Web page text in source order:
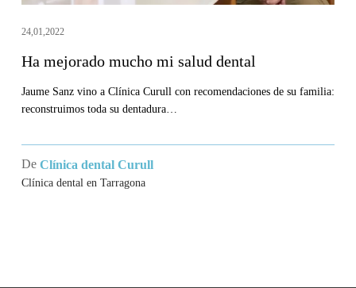
24,01,2022
Ha mejorado mucho mi salud dental
Jaume Sanz vino a Clínica Curull con recomendaciones de su familia:
reconstruimos toda su dentadura…
De Clínica dental Curull
Clínica dental en Tarragona